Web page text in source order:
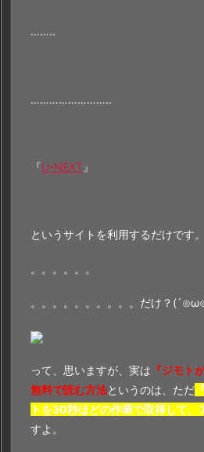
……..
……………………..
『U-NEXT』
というサイトを利用するだけです。
。。。。。。
。。。。。。。。。。だけ？
って、思いますが、実は 『ジモト
無料で読む方法というのは、ただ
トを30秒ほどの作業で取得して、
すよ。